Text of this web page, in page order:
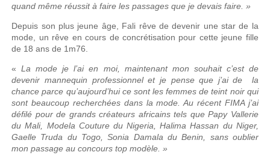
quand même réussit à faire les passages que je devais faire. »
Depuis son plus jeune âge, Fali rêve de devenir une star de la
mode, un rêve en cours de concrétisation pour cette jeune fille
de 18 ans de 1m76.
«La mode je l’ai en moi, maintenant mon souhait c’est de
devenir mannequin professionnel et je pense que j’ai de la
chance parce qu’aujourd’hui ce sont les femmes de teint noir qui
sont beaucoup recherchées dans la mode. Au récent FIMA j’ai
défilé pour de grands créateurs africains tels que Papy Vallerie
du Mali, Modela Couture du Nigeria, Halima Hassan du Niger,
Gaelle Truda du Togo, Sonia Damala du Benin, sans oublier
mon passage au concours top modèle. »